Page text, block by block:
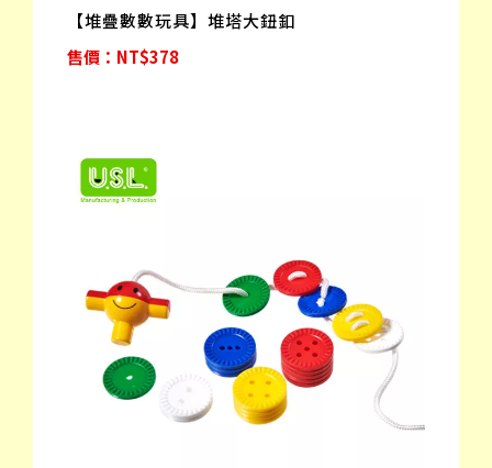
【堆疊數數玩具】堆塔大鈕釦
售價：NT$378